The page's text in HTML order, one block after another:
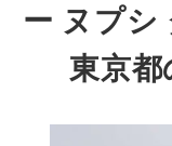
ー ヌプシ
東京都